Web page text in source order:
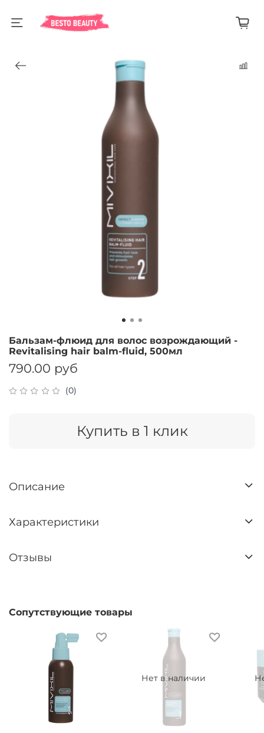
(0)
Бальзам-флюид для волос возрождающий -
Revitalising hair balm-fluid, 500мл
790.00 руб
Купить в 1 клик
Описание
Характеристики
Отзывы
Сопутствующие товары
Нет в наличии